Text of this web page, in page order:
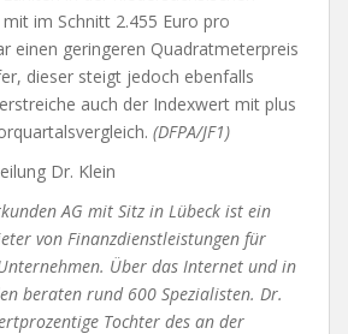
im Schnitt 2.455 Euro pro
einen geringeren Quadratmeterpreis
dieser steigt jedoch ebenfalls
auch der Indexwert mit plus
(DFPA/JF1)
Dr. Klein
AG mit Sitz in Lübeck ist ein
von Finanzdienstleistungen für
Über das Internet und in
beraten rund 600 Spezialisten. Dr.
Tochter des an der